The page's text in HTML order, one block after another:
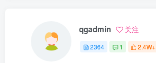
qgadmin 关注
2364 1 2.4W+